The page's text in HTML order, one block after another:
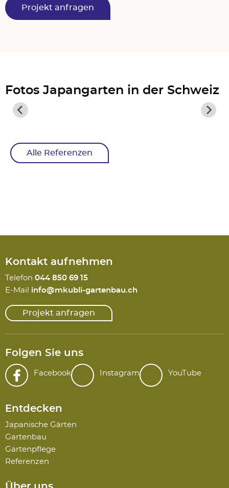
Projekt anfragen
Fotos Japangarten in der Schweiz
Alle Referenzen
Kontakt aufnehmen
Telefon 044 850 69 15
E-Mail info@mkubli-gartenbau.ch
Projekt anfragen
Folgen Sie uns
Facebook Instagram YouTube
Entdecken
Japanische Gärten
Gartenbau
Gartenpflege
Referenzen